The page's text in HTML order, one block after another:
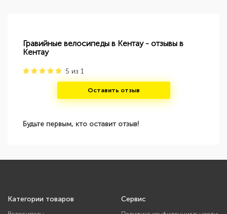
Гравийные велосипеды в Кентау - отзывы в
Кентау
5 из 1
Оставить отзыв
Будьте первым, кто оставит отзыв!
Категории товаров Сервис